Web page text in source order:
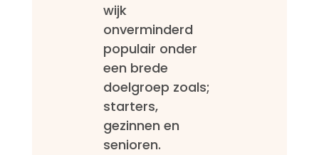
wijk
onverminderd
populair onder
een brede
doelgroep zoals;
starters,
gezinnen en
senioren.